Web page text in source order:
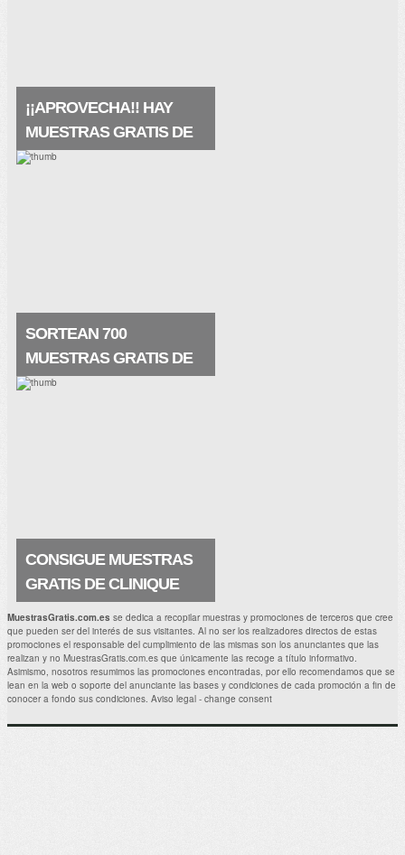
¡¡APROVECHA!! HAY
MUESTRAS GRATIS DE
LA PRAIRIE
SORTEAN 700
MUESTRAS GRATIS DE
SKINCEUTICALS
CONSIGUE MUESTRAS
GRATIS DE CLINIQUE
Ahora puedes hacerte con una muestra
gratuita de Surge 72 ¡¡Me encantará
conseguir esta muestra de un producto
CLINIQUE Antiage estupendo!! . Muestras
Gratis Relacionadas: Prueba.
MuestrasGratis.com.es se dedica a recopilar muestras y promociones de terceros que cree
que pueden ser del interés de sus visitantes. Al no ser los realizadores directos de estas
promociones el responsable del cumplimiento de las mismas son los anunciantes que las
realizan y no MuestrasGratis.com.es que únicamente las recoge a título informativo.
Asimismo, nosotros resumimos las promociones encontradas, por ello recomendamos que se
lean en la web o soporte del anunciante las bases y condiciones de cada promoción a fin de
conocer a fondo sus condiciones. Aviso legal - change consent